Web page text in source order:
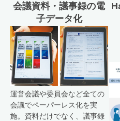
会議資料・議事録の電
子データ化
運営会議や委員会など全ての
会議でペーパーレス化を実
施。資料だけでなく、議事録